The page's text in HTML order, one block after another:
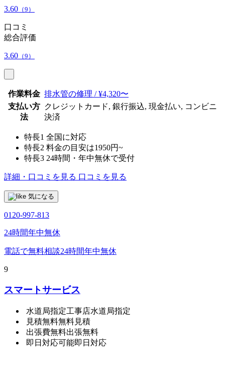
3.60 （9）
口コミ
総合評価
3.60 （9）
作業料金 排水管の修理 / ¥4,320〜
支払い方
法
クレジットカード, 銀行振込, 現金払い, コンビニ
決済
特長1 全国に対応
特長2 料金の目安は1950円~
特長3 24時間・年中無休で受付
詳細・口コミを見る 口コミを見る
気になる
0120-997-813
24時間年中無休
電話で無料相談24時間年中無休
9
スマートサービス
水道局指定工事店水道局指定
見積無料無料見積
出張費無料出張無料
即日対応可能即日対応